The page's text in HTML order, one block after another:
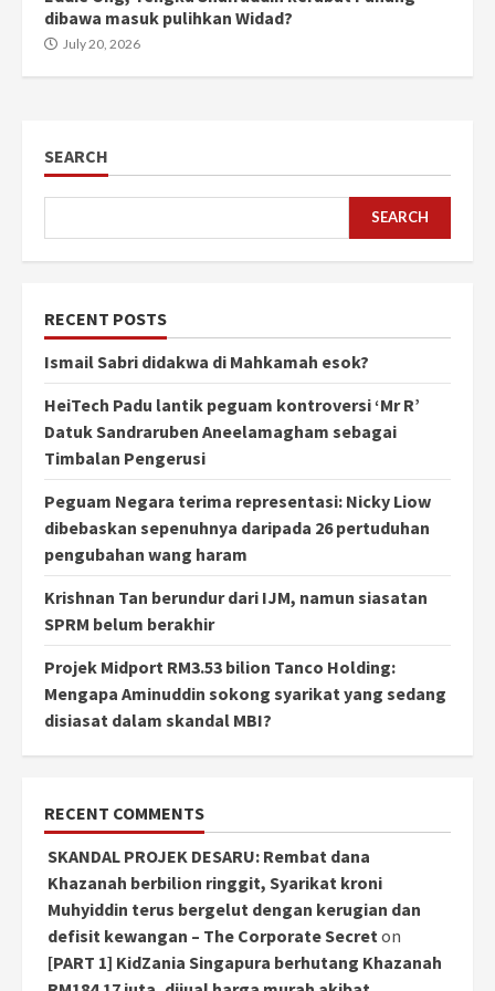
dibawa masuk pulihkan Widad?
July 20, 2026
SEARCH
SEARCH
RECENT POSTS
Ismail Sabri didakwa di Mahkamah esok?
HeiTech Padu lantik peguam kontroversi ‘Mr R’
Datuk Sandraruben Aneelamagham sebagai
Timbalan Pengerusi
Peguam Negara terima representasi: Nicky Liow
dibebaskan sepenuhnya daripada 26 pertuduhan
pengubahan wang haram
Krishnan Tan berundur dari IJM, namun siasatan
SPRM belum berakhir
Projek Midport RM3.53 bilion Tanco Holding:
Mengapa Aminuddin sokong syarikat yang sedang
disiasat dalam skandal MBI?
RECENT COMMENTS
SKANDAL PROJEK DESARU: Rembat dana
Khazanah berbilion ringgit, Syarikat kroni
Muhyiddin terus bergelut dengan kerugian dan
defisit kewangan – The Corporate Secret on
[PART 1] KidZania Singapura berhutang Khazanah